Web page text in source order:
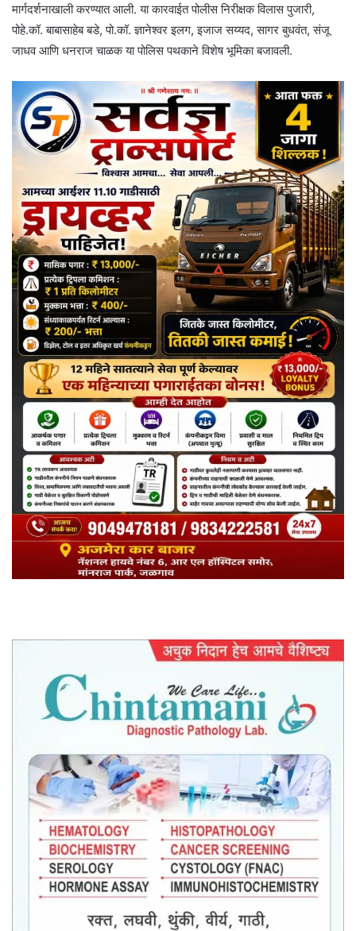
मार्गदर्शनाखाली करण्यात आली. या कारवाईत पोलीस निरीक्षक विलास पुजारी,
पोहे.कॉ. बाबासाहेब बडे, पो.कॉ. ज्ञानेश्वर इलग, इजाज सय्यद, सागर बुधवंत, संजू
जाधव आणि धनराज चाळक या पोलिस पथकाने विशेष भूमिका बजावली.